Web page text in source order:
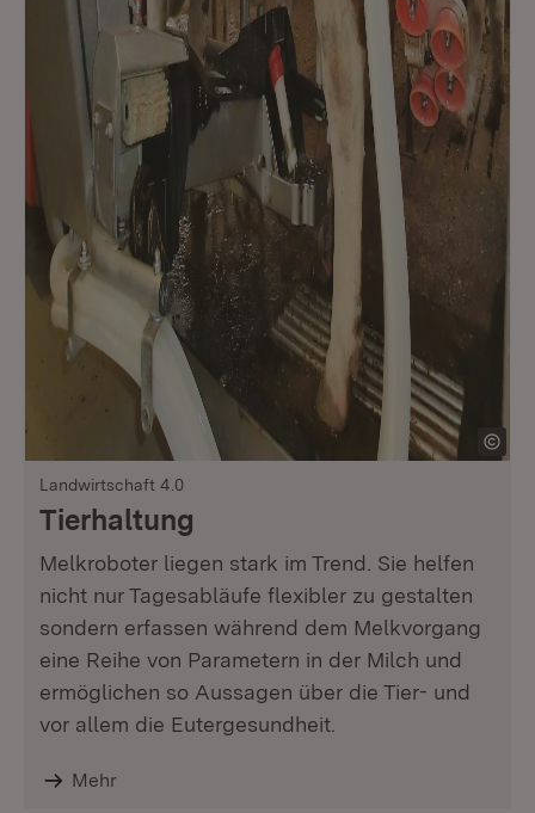
Landwirtschaft 4.0
Tierhaltung
Melkroboter liegen stark im Trend. Sie helfen
nicht nur Tagesabläufe flexibler zu gestalten
sondern erfassen während dem Melkvorgang
eine Reihe von Parametern in der Milch und
ermöglichen so Aussagen über die Tier- und
vor allem die Eutergesundheit.
Mehr